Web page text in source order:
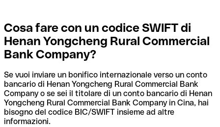
Cosa fare con un codice SWIFT di
Henan Yongcheng Rural Commercial
Bank Company?
Se vuoi inviare un bonifico internazionale verso un conto
bancario di Henan Yongcheng Rural Commercial Bank
Company o se sei il titolare di un conto bancario di Henan
Yongcheng Rural Commercial Bank Company in Cina, hai
bisogno del codice BIC/SWIFT insieme ad altre
informazioni.